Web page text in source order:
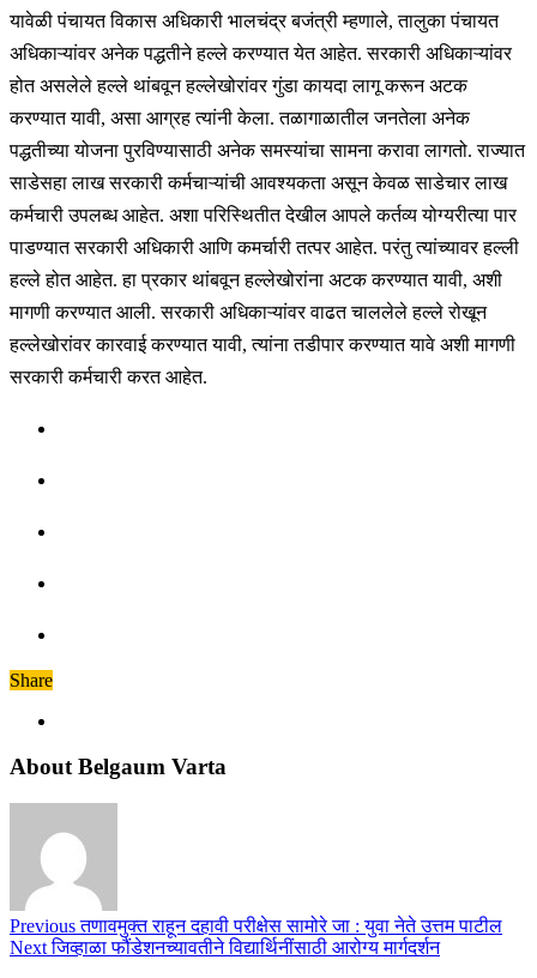
यावेळी पंचायत विकास अधिकारी भालचंद्र बजंत्री म्हणाले, तालुका पंचायत
अधिकाऱ्यांवर अनेक पद्धतीने हल्ले करण्यात येत आहेत. सरकारी अधिकाऱ्यांवर
होत असलेले हल्ले थांबवून हल्लेखोरांवर गुंडा कायदा लागू करून अटक
करण्यात यावी, असा आग्रह त्यांनी केला. तळागाळातील जनतेला अनेक
पद्धतीच्या योजना पुरविण्यासाठी अनेक समस्यांचा सामना करावा लागतो. राज्यात
साडेसहा लाख सरकारी कर्मचाऱ्यांची आवश्यकता असून केवळ साडेचार लाख
कर्मचारी उपलब्ध आहेत. अशा परिस्थितीत देखील आपले कर्तव्य योग्यरीत्या पार
पाडण्यात सरकारी अधिकारी आणि कमर्चारी तत्पर आहेत. परंतु त्यांच्यावर हल्ली
हल्ले होत आहेत. हा प्रकार थांबवून हल्लेखोरांना अटक करण्यात यावी, अशी
मागणी करण्यात आली. सरकारी अधिकाऱ्यांवर वाढत चाललेले हल्ले रोखून
हल्लेखोरांवर कारवाई करण्यात यावी, त्यांना तडीपार करण्यात यावे अशी मागणी
सरकारी कर्मचारी करत आहेत.
Share
About Belgaum Varta
Previousतणावमुक्त राहून दहावी परीक्षेस सामोरे जा : युवा नेते उत्तम पाटील
Nextजिव्हाळा फौंडेशनच्यावतीने विद्यार्थिनींसाठी आरोग्य मार्गदर्शन